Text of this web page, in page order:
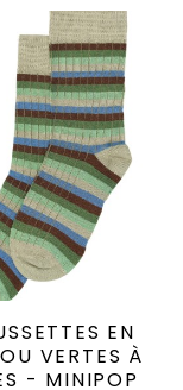
EN
VERTES À
- MINIPOP